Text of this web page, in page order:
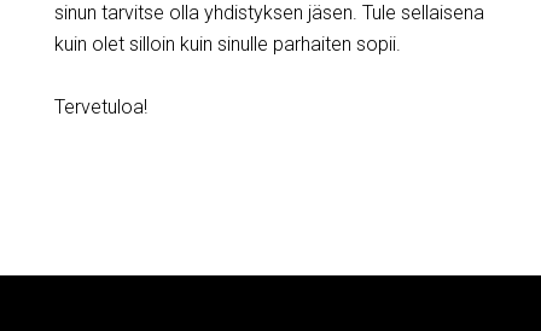
sinun tarvitse olla yhdistyksen jäsen. Tule sellaisena
kuin olet silloin kuin sinulle parhaiten sopii.
Tervetuloa!